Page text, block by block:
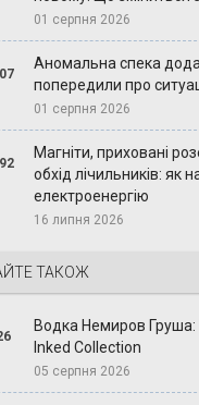
01 серпня 2026
Аномальна спека
попередили про
01 серпня 2026
Магніти, приховані
обхід лічильників: як
електроенергію
16 липня 2026
ТАКОЖ
Водка Немиров
Inked Collection
05 серпня 2026